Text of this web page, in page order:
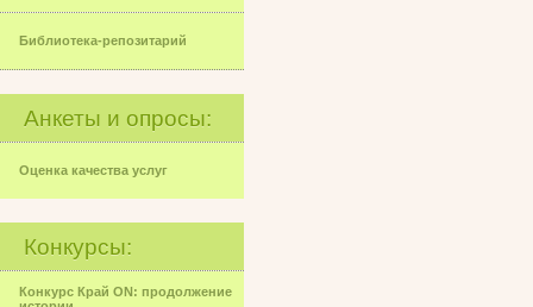
Библиотека-репозитарий
Анкеты и опросы:
Оценка качества услуг
Конкурсы:
Конкурс Край ON: продолжение